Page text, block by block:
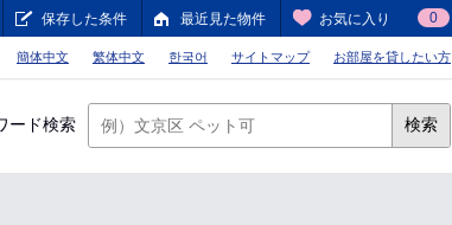
保存した条件 最近見た物件 お気に入り 0
簡体中文 繁体中文 한국어 サイトマップ お部屋を貸したい方
ード検索 検索